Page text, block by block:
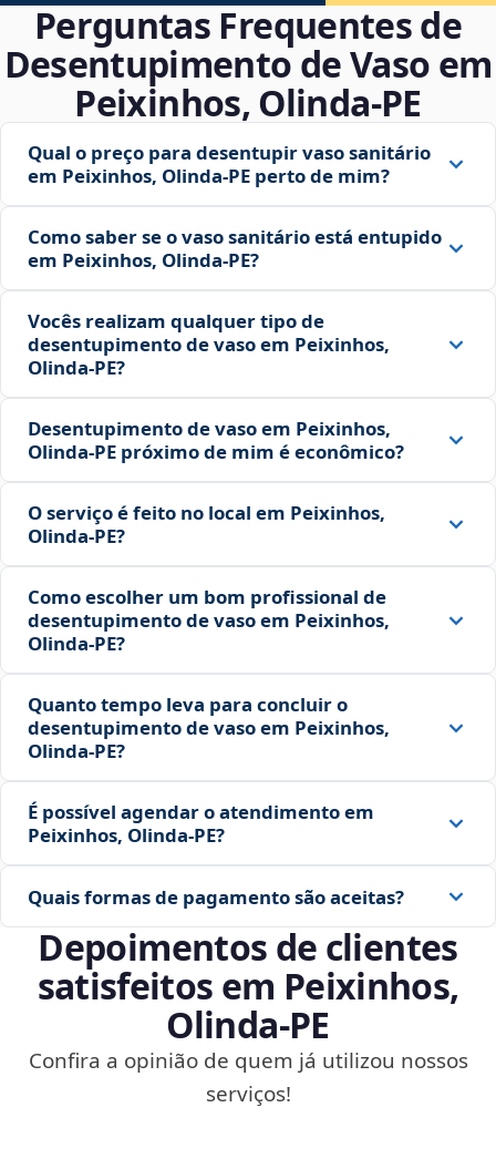
Perguntas Frequentes de
Desentupimento de Vaso em
Peixinhos, Olinda‑PE
Qual o preço para desentupir vaso sanitário
em Peixinhos, Olinda‑PE perto de mim?
Como saber se o vaso sanitário está entupido
em Peixinhos, Olinda‑PE?
Vocês realizam qualquer tipo de
desentupimento de vaso em Peixinhos,
Olinda‑PE?
Desentupimento de vaso em Peixinhos,
Olinda‑PE próximo de mim é econômico?
O serviço é feito no local em Peixinhos,
Olinda‑PE?
Como escolher um bom profissional de
desentupimento de vaso em Peixinhos,
Olinda‑PE?
Quanto tempo leva para concluir o
desentupimento de vaso em Peixinhos,
Olinda‑PE?
É possível agendar o atendimento em
Peixinhos, Olinda‑PE?
Quais formas de pagamento são aceitas?
Depoimentos de clientes
satisfeitos em Peixinhos,
Olinda‑PE
Confira a opinião de quem já utilizou nossos
serviços!